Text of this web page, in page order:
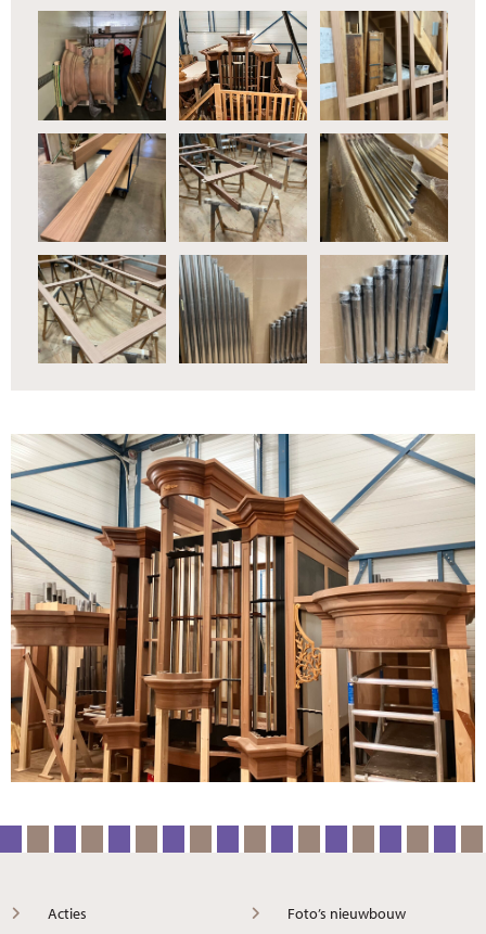
Acties Foto’s nieuwbouw